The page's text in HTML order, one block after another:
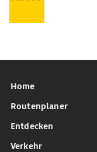
Home
Routenplaner
Entdecken
Verkehr